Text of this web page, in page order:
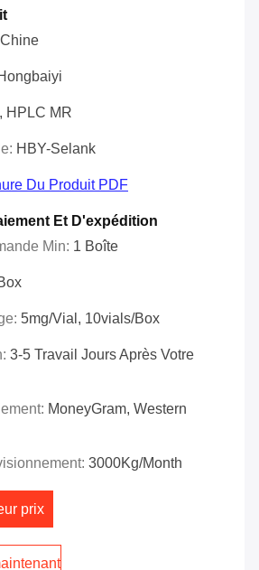
HPLC MR
HBY-Selank
Du Produit PDF
Et D'expédition
Min: 1 Boîte
5mg/vial, 10vials/box
3-5 Travail Jours Après Votre
MoneyGram, Western
3000Kg/Month
prix